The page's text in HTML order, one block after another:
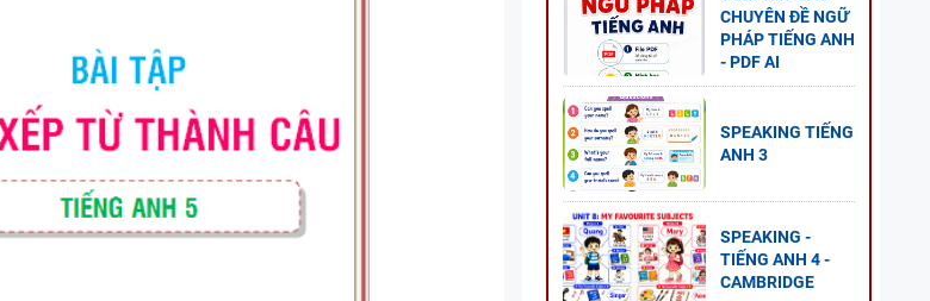
BẢNG WORD FORM THEO TỪNG
UNIT ( CÓ MỞ RỘNG ) VÀ TÓM TẮT
NGỮ PHÁP - TIẾNG ANH 6 - GLOBAL
SUCCESS - HỌC KỲ 1 - CÓ ĐÁP ÁN
CHUYÊN ĐỀ NGỮ
PHÁP TIẾNG ANH
- PDF AI
SPEAKING TIẾNG
ANH 3
SPEAKING -
TIẾNG ANH 4 -
CAMBRIDGE